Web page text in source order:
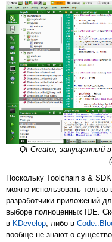
Qt Creator, запущенный
Поскольку Toolchain’s &
можно использовать только
разработчики приложений
выборе полноценных IDE.
в KDevelop, либо в
вообще не знают о